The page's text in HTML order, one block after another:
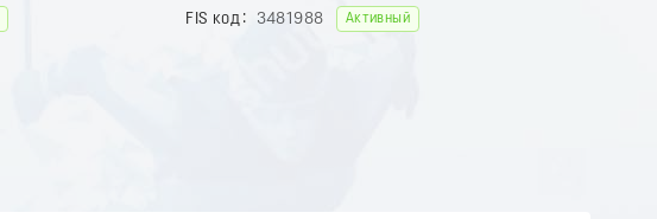
FIS код 3481988 Активный